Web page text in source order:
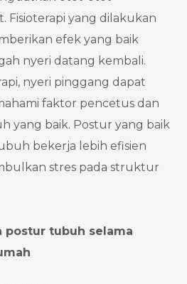
yang dilakukan
efek yang baik
nyeri datang kembali.
nyeri pinggang dapat
faktor pencetus dan
yang baik. Postur yang baik
bekerja lebih efisien
stres pada struktur
postur tubuh selama